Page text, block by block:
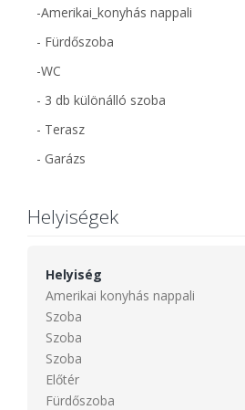
-Amerikai_konyhás nappali
- Fürdőszoba
-WC
- 3 db különálló szoba
- Terasz
- Garázs
Helyiségek
Helyiség
Amerikai konyhás nappali
Szoba
Szoba
Szoba
Előtér
Fürdőszoba